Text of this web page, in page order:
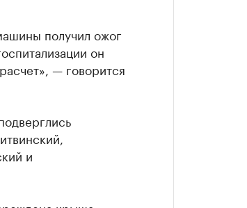
получил ожог
он
— говорится
и